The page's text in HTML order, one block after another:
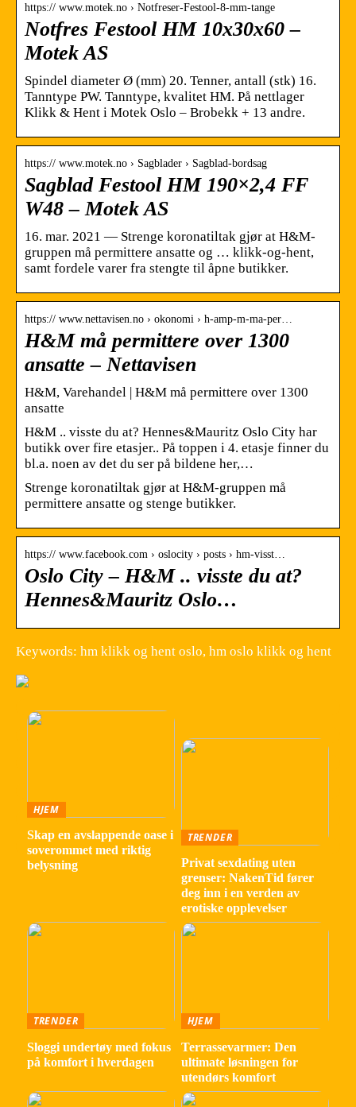
https:// www.motek.no › Notfreser-Festool-8-mm-tange
Notfres Festool HM 10x30x60 –
Motek AS
Spindel diameter Ø (mm) 20. Tenner, antall (stk) 16.
Tanntype PW. Tanntype, kvalitet HM. På nettlager
Klikk & Hent i Motek Oslo – Brobekk + 13 andre.
https:// www.motek.no › Sagblader › Sagblad-bordsag
Sagblad Festool HM 190×2,4 FF
W48 – Motek AS
16. mar. 2021 — Strenge koronatiltak gjør at H&M-
gruppen må permittere ansatte og … klikk-og-hent,
samt fordele varer fra stengte til åpne butikker.
https:// www.nettavisen.no › okonomi › h-amp-m-ma-per…
H&M må permittere over 1300
ansatte – Nettavisen
H&M, Varehandel | H&M må permittere over 1300
ansatte
H&M .. visste du at? Hennes&Mauritz Oslo City har
butikk over fire etasjer.. På toppen i 4. etasje finner du
bl.a. noen av det du ser på bildene her,…
Strenge koronatiltak gjør at H&M-gruppen må
permittere ansatte og stenge butikker.
https:// www.facebook.com › oslocity › posts › hm-visst…
Oslo City – H&M .. visste du at?
Hennes&Mauritz Oslo…
Keywords: hm klikk og hent oslo, hm oslo klikk og hent
HJEM
Skap en avslappende oase i
soverommet med riktig
belysning
TRENDER
Privat sexdating uten
grenser: NakenTid fører
deg inn i en verden av
erotiske opplevelser
TRENDER
Sloggi undertøy med fokus
på komfort i hverdagen
HJEM
Terrassevarmer: Den
ultimate løsningen for
utendørs komfort